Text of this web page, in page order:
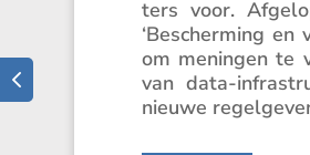
ters voor.
‘Bescher­ming
om meningen te
van data-
nieuwe